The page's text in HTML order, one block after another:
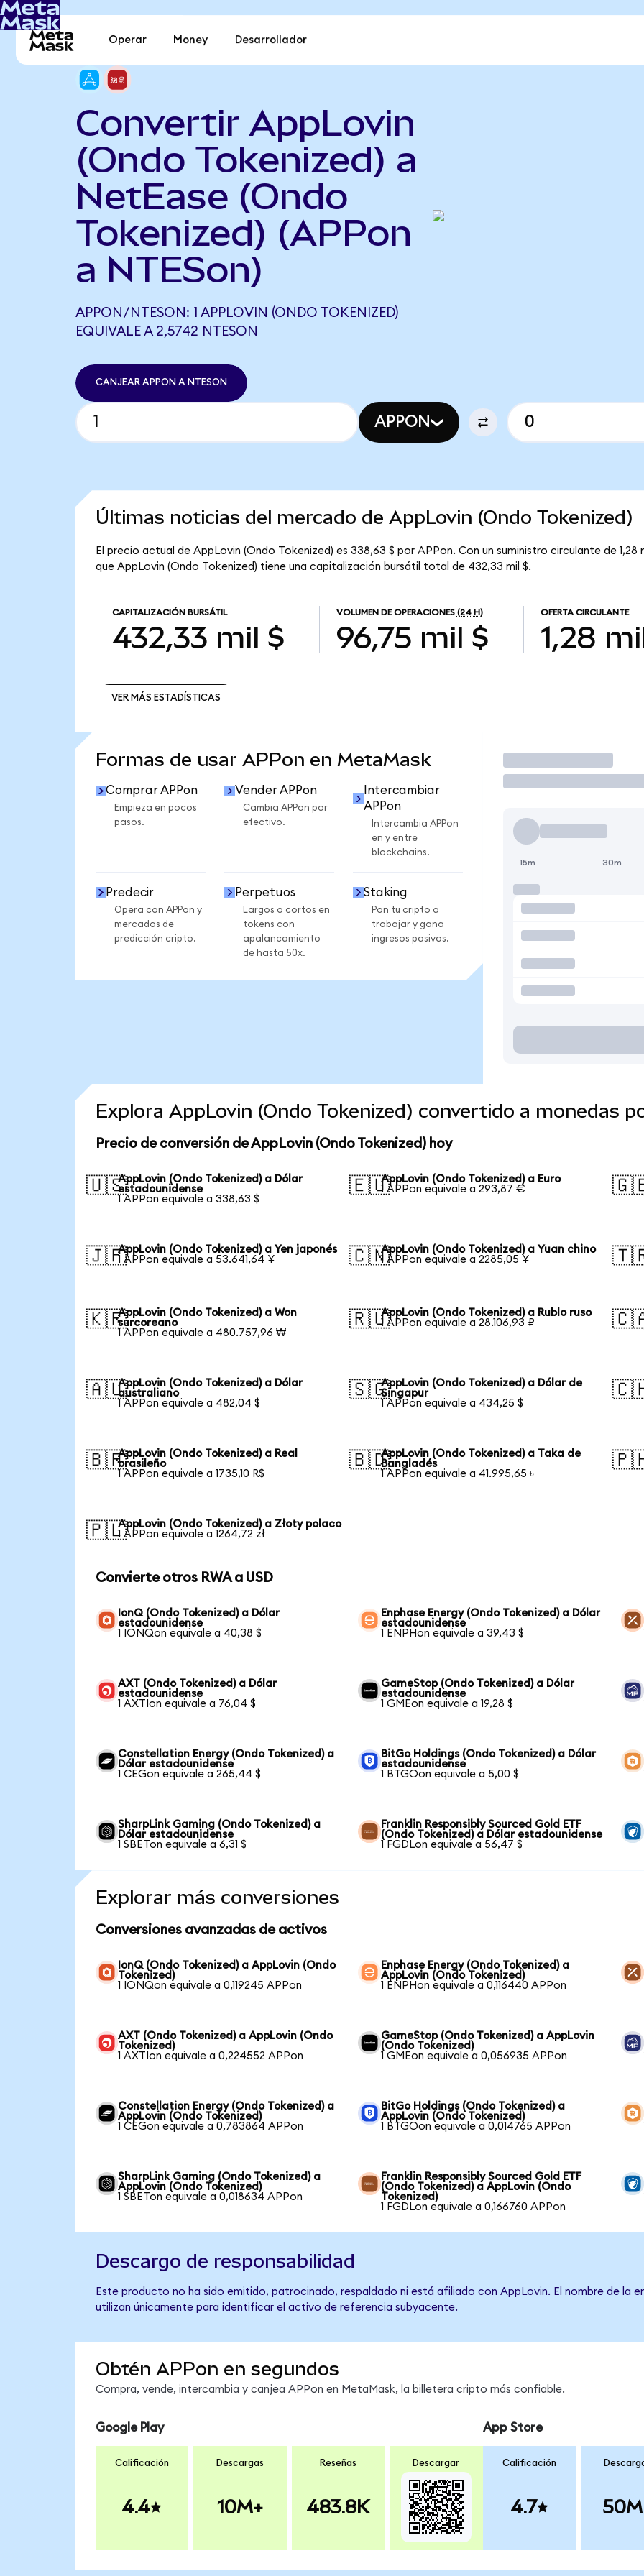
Operar Money Desarrollador
Convertir AppLovin
(Ondo Tokenized) a
NetEase (Ondo
Tokenized) (APPon
a NTESon)
APPON/NTESON: 1 APPLOVIN (ONDO TOKENIZED)
EQUIVALE A 2,5742 NTESON
CANJEAR APPON A NTESON
APPON
Últimas noticias del mercado de AppLovin (Ondo Tokenized)
El precio actual de AppLovin (Ondo Tokenized) es 338,63 $ por APPon. Con un suministro circulante de 1,28
que AppLovin (Ondo Tokenized) tiene una capitalización bursátil total de 432,33 mil $.
CAPITALIZACIÓN BURSÁTIL
432,33 mil $
VOLUMEN DE OPERACIONES (24 H)
96,75 mil $
OFERTA CIRCULANTE
1,28
VER MÁS ESTADÍSTICAS
Formas de usar APPon en MetaMask
Comprar APPon
Empieza en pocos
pasos.
Vender APPon
Cambia APPon por
efectivo.
Intercambiar
APPon
Intercambia APPon
en y entre
blockchains.
Predecir
Opera con APPon y
mercados de
predicción cripto.
Perpetuos
Largos o cortos en
tokens con
apalancamiento
de hasta 50x.
Staking
Pon tu cripto a
trabajar y gana
ingresos pasivos.
Operar
15m 30m
Explora AppLovin (Ondo Tokenized) convertido a monedas
Precio de conversión de AppLovin (Ondo Tokenized) hoy
🇺🇸AppLovin (Ondo Tokenized) a Dólar
estadounidense
1 APPon equivale a 338,63 $
🇪🇺AppLovin (Ondo Tokenized) a Euro
1 APPon equivale a 293,87 €
🇯🇵AppLovin (Ondo Tokenized) a Yen japonés
1 APPon equivale a 53.641,64 ¥
🇨🇳AppLovin (Ondo Tokenized) a Yuan chino
1 APPon equivale a 2285,05 ¥
🇰🇷AppLovin (Ondo Tokenized) a Won
surcoreano
1 APPon equivale a 480.757,96 ₩
🇷🇺AppLovin (Ondo Tokenized) a Rublo ruso
1 APPon equivale a 28.106,93 ₽
🇦🇺AppLovin (Ondo Tokenized) a Dólar
australiano
1 APPon equivale a 482,04 $
🇸🇬AppLovin (Ondo Tokenized) a Dólar de
Singapur
1 APPon equivale a 434,25 $
🇧🇷AppLovin (Ondo Tokenized) a Real
brasileño
1 APPon equivale a 1735,10 R$
🇧🇩AppLovin (Ondo Tokenized) a Taka de
Bangladés
1 APPon equivale a 41.995,65 ৳
🇵🇱AppLovin (Ondo Tokenized) a Złoty polaco
1 APPon equivale a 1264,72 zł
Convierte otros RWA a USD
IonQ (Ondo Tokenized) a Dólar
estadounidense
1 IONQon equivale a 40,38 $
Enphase Energy (Ondo Tokenized) a Dólar
estadounidense
1 ENPHon equivale a 39,43 $
AXT (Ondo Tokenized) a Dólar
estadounidense
1 AXTIon equivale a 76,04 $
GameStop (Ondo Tokenized) a Dólar
estadounidense
1 GMEon equivale a 19,28 $
Constellation Energy (Ondo Tokenized) a
Dólar estadounidense
1 CEGon equivale a 265,44 $
BitGo Holdings (Ondo Tokenized) a Dólar
estadounidense
1 BTGOon equivale a 5,00 $
SharpLink Gaming (Ondo Tokenized) a
Dólar estadounidense
1 SBETon equivale a 6,31 $
Franklin Responsibly Sourced Gold ETF
(Ondo Tokenized) a Dólar estadounidense
1 FGDLon equivale a 56,47 $
Explorar más conversiones
Conversiones avanzadas de activos
IonQ (Ondo Tokenized) a AppLovin (Ondo
Tokenized)
1 IONQon equivale a 0,119245 APPon
Enphase Energy (Ondo Tokenized) a
AppLovin (Ondo Tokenized)
1 ENPHon equivale a 0,116440 APPon
AXT (Ondo Tokenized) a AppLovin (Ondo
Tokenized)
1 AXTIon equivale a 0,224552 APPon
GameStop (Ondo Tokenized) a AppLovin
(Ondo Tokenized)
1 GMEon equivale a 0,056935 APPon
Constellation Energy (Ondo Tokenized) a
AppLovin (Ondo Tokenized)
1 CEGon equivale a 0,783864 APPon
BitGo Holdings (Ondo Tokenized) a
AppLovin (Ondo Tokenized)
1 BTGOon equivale a 0,014765 APPon
SharpLink Gaming (Ondo Tokenized) a
AppLovin (Ondo Tokenized)
1 SBETon equivale a 0,018634 APPon
Franklin Responsibly Sourced Gold ETF
(Ondo Tokenized) a AppLovin (Ondo
Tokenized)
1 FGDLon equivale a 0,166760 APPon
Descargo de responsabilidad
Este producto no ha sido emitido, patrocinado, respaldado ni está afiliado con AppLovin. El nombre de la
utilizan únicamente para identificar el activo de referencia subyacente.
Obtén APPon en segundos
Compra, vende, intercambia y canjea APPon en MetaMask, la billetera cripto más confiable.
Google Play
Calificación
4.4
Descargas
10M+
Reseñas
483.8K
Descargar
App Store
Calificación
4.7